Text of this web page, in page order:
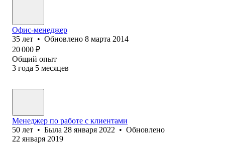
Офис-менеджер
35 лет • Обновлено 8 марта 2014
20 000 ₽
Общий опыт
3 года 5 месяцев
Менеджер по работе с клиентами
50 лет • Была 28 января 2022 • Обновлено
22 января 2019